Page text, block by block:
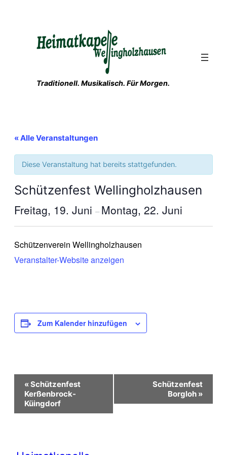
Traditionell. Musikalisch. Für Morgen.
« Alle Veranstaltungen
Diese Veranstaltung hat bereits stattgefunden.
Schützenfest Wellingholzhausen
Freitag, 19. Juni – Montag, 22. Juni
Schützenverein Wellingholzhausen
Veranstalter-Website anzeigen
Zum Kalender hinzufügen
Veranstaltung-
Navigation
«Schützenfest
Kerßenbrock-
Küingdorf
Schützenfest
Borgloh »